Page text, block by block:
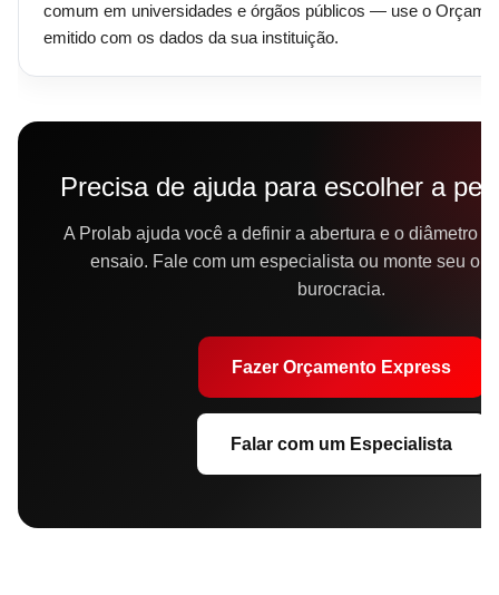
comum em universidades e órgãos públicos — use o
emitido com os dados da sua instituição.
Precisa de ajuda para escolher a
A Prolab ajuda você a definir a abertura e o diâmetro
ensaio. Fale com um especialista ou monte seu
burocracia.
Fazer Orçamento Express
Falar com um Especialista